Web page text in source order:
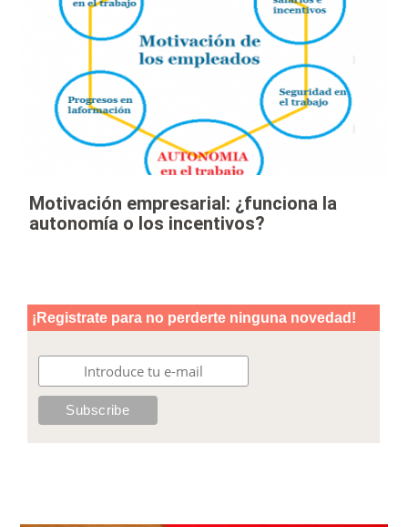
Motivación empresarial: ¿funciona la
autonomía o los incentivos?